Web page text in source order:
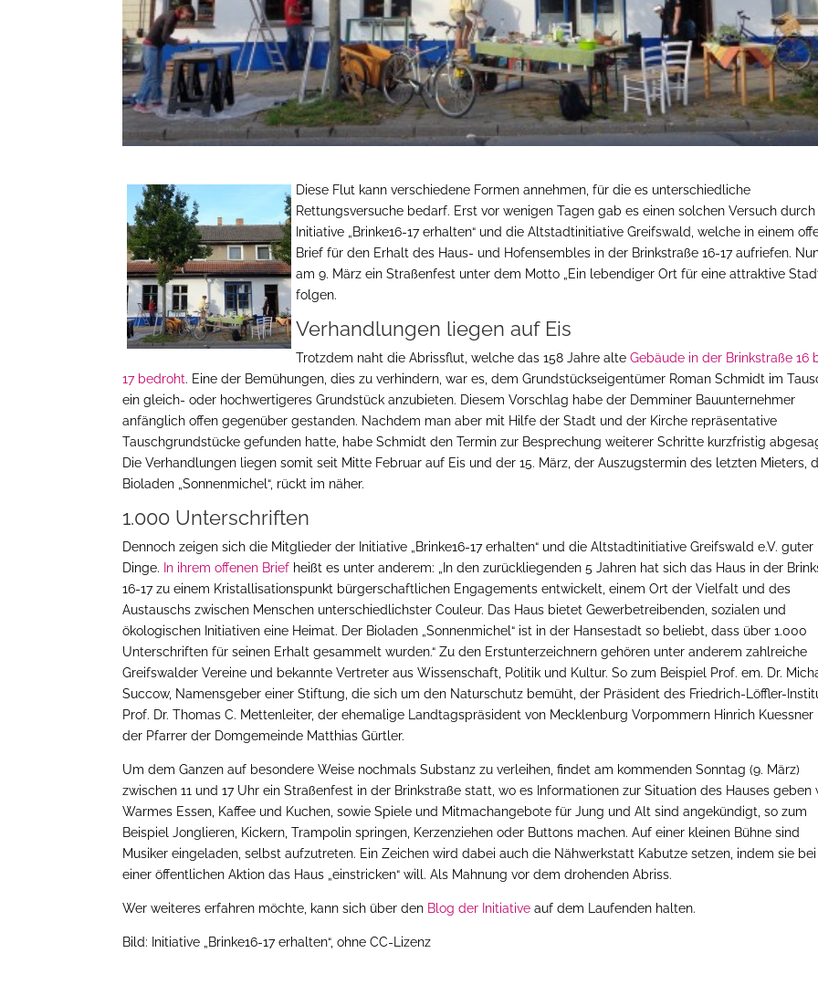
Diese Flut kann verschiedene Formen annehmen, für die es unterschiedliche
Rettungsversuche bedarf. Erst vor wenigen Tagen gab es einen solchen Versuch
Initiative „Brinke16-17 erhalten“ und die Altstadtinitiative Greifswald, welche in einem
Brief für den Erhalt des Haus- und Hofensembles in der Brinkstraße 16-17 aufriefen.
am 9. März ein Straßenfest unter dem Motto „Ein lebendiger Ort für eine attraktive
folgen.
Verhandlungen liegen auf Eis
Trotzdem naht die Abrissflut, welche das 158 Jahre alteGebäude in der Brinkstraße 16
17 bedroht. Eine der Bemühungen, dies zu verhindern, war es, dem Grundstückseigentümer Roman Schmidt im
ein gleich- oder hochwertigeres Grundstück anzubieten. Diesem Vorschlag habe der Demminer Bauunternehmer
anfänglich offen gegenüber gestanden. Nachdem man aber mit Hilfe der Stadt und der Kirche repräsentative
Tauschgrundstücke gefunden hatte, habe Schmidt den Termin zur Besprechung weiterer Schritte kurzfristig
Die Verhandlungen liegen somit seit Mitte Februar auf Eis und der 15. März, der Auszugstermin des letzten Mieters,
Bioladen „Sonnenmichel“, rückt im näher.
1.000 Unterschriften
Dennoch zeigen sich die Mitglieder der Initiative „Brinke16-17 erhalten“ und die Altstadtinitiative Greifswald e.V. guter
Dinge. In ihrem offenen Brief heißt es unter anderem: „In den zurückliegenden 5 Jahren hat sich das Haus in der
16-17 zu einem Kristallisationspunkt bürgerschaftlichen Engagements entwickelt, einem Ort der Vielfalt und des
Austauschs zwischen Menschen unterschiedlichster Couleur. Das Haus bietet Gewerbetreibenden, sozialen und
ökologischen Initiativen eine Heimat. Der Bioladen „Sonnenmichel“ ist in der Hansestadt so beliebt, dass über 1.000
Unterschriften für seinen Erhalt gesammelt wurden.“ Zu den Erstunterzeichnern gehören unter anderem zahlreiche
Greifswalder Vereine und bekannte Vertreter aus Wissenschaft, Politik und Kultur. So zum Beispiel Prof. em. Dr.
Succow, Namensgeber einer Stiftung, die sich um den Naturschutz bemüht, der Präsident des Friedrich-Löffler-
Prof. Dr. Thomas C. Mettenleiter, der ehemalige Landtagspräsident von Mecklenburg Vorpommern Hinrich Kuessner
der Pfarrer der Domgemeinde Matthias Gürtler.
Um dem Ganzen auf besondere Weise nochmals Substanz zu verleihen, findet am kommenden Sonntag (9. März)
zwischen 11 und 17 Uhr ein Straßenfest in der Brinkstraße statt, wo es Informationen zur Situation des Hauses geben
Warmes Essen, Kaffee und Kuchen, sowie Spiele und Mitmachangebote für Jung und Alt sind angekündigt, so zum
Beispiel Jonglieren, Kickern, Trampolin springen, Kerzenziehen oder Buttons machen. Auf einer kleinen Bühne sind
Musiker eingeladen, selbst aufzutreten. Ein Zeichen wird dabei auch die Nähwerkstatt Kabutze setzen, indem sie bei
einer öffentlichen Aktion das Haus „einstricken“ will. Als Mahnung vor dem drohenden Abriss.
Wer weiteres erfahren möchte, kann sich über den Blog der Initiative auf dem Laufenden halten.
Bild: Initiative „Brinke16-17 erhalten“, ohne CC-Lizenz